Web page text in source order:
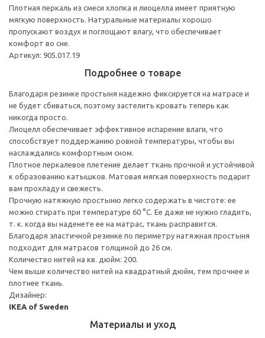
Плотная перкаль из смеси хлопка и лиоцелла имеет приятную
мягкую поверхность. Натуральные материалы хорошо
пропускают воздух и поглощают влагу, что обеспечивает
комфорт во сне.
Артикул: 905.017.19
Подробнее о товаре
Благодаря резинке простыня надежно фиксируется на матрасе и
не будет сбиваться, поэтому застелить кровать теперь как
никогда просто.
Лиоцелл обеспечивает эффективное испарение влаги, что
способствует поддержанию ровной температуры, чтобы вы
наслаждались комфортным сном.
Плотное перкалевое плетение делает ткань прочной и устойчивой
к образованию катышков. Матовая мягкая поверхность подарит
вам прохладу и свежесть.
Прочную натяжную простыню легко содержать в чистоте: ее
можно стирать при температуре 60 °C. Ее даже не нужно гладить,
т. к. когда вы наденете ее на матрас, ткань расправится.
Благодаря эластичной резинке по периметру натяжная простыня
подходит для матрасов толщиной до 26 см.
Количество нитей на кв. дюйм: 200.
Чем выше количество нитей на квадратный дюйм, тем прочнее и
плотнее ткань.
Дизайнер:
IKEA of Sweden
Материалы и уход